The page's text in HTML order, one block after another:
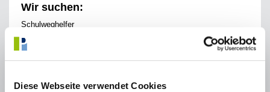
Diese Webseite verwendet Cookies
Wir suchen:
Schulweghelfer
Sie sorgen an verkehrsreichen Übergängen und Kreuzungen für
die Sicherheit der Kinder auf dem Schulweg.